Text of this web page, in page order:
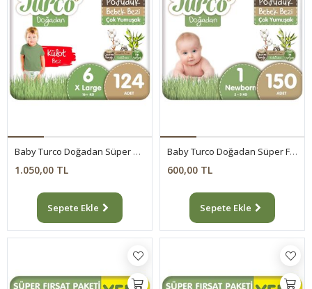
Baby Turco Doğadan Süper Avantaj Paketi Pofuduk Külot Bez 6 Numara Xlarge 124 Adet
1.050,00 TL
Sepete Ekle
Baby Turco Doğadan Süper Fırsat Paketi Pofuduk Bebek Bezi 1 Numara Newborn 150 Adet
600,00 TL
Sepete Ekle